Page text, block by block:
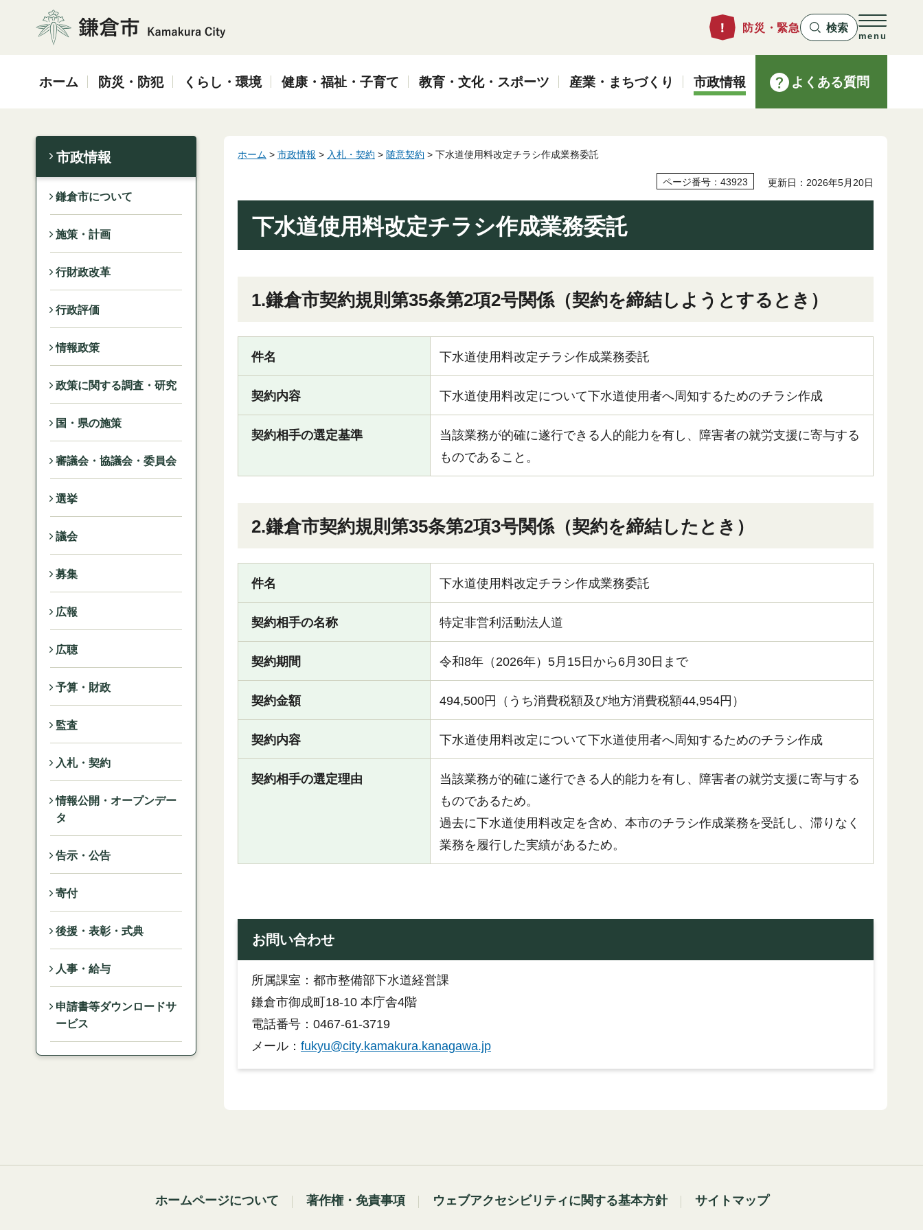
鎌倉市
防災・緊急 検索
menu
ホーム 防災・防犯 くらし・環境 健康・福祉・子育て 教育・文化・スポーツ 産業・まちづくり 市政情報 よくある質問
市政情報
鎌倉市について
施策・計画
行財政改革
行政評価
情報政策
政策に関する調査・研究
国・県の施策
審議会・協議会・委員会
選挙
議会
募集
広報
広聴
予算・財政
監査
入札・契約
情報公開・オープンデー
タ
告示・公告
寄付
後援・表彰・式典
人事・給与
申請書等ダウンロードサ
ービス
ホーム > 市政情報 > 入札・契約 > 随意契約 > 下水道使用料改定チラシ作成業務委託
ページ番号：43923 更新日：2026年5月20日
下水道使用料改定チラシ作成業務委託
1.鎌倉市契約規則第35条第2項2号関係（契約を締結しようとするとき）
件名 下水道使用料改定チラシ作成業務委託
契約内容 下水道使用料改定について下水道使用者へ周知するためのチラシ作成
契約相手の選定基準
当該業務が的確に遂行できる人的能力を有し、障害者の就労支援に寄与する
ものであること。
2.鎌倉市契約規則第35条第2項3号関係（契約を締結したとき）
件名 下水道使用料改定チラシ作成業務委託
契約相手の名称 特定非営利活動法人道
契約期間 令和8年（2026年）5月15日から6月30日まで
契約金額 494,500円（うち消費税額及び地方消費税額44,954円）
契約内容 下水道使用料改定について下水道使用者へ周知するためのチラシ作成
契約相手の選定理由
当該業務が的確に遂行できる人的能力を有し、障害者の就労支援に寄与する
ものであるため。
過去に下水道使用料改定を含め、本市のチラシ作成業務を受託し、滞りなく
業務を履行した実績があるため。
お問い合わせ
所属課室：都市整備部下水道経営課
鎌倉市御成町18-10 本庁舎4階
電話番号：0467-61-3719
メール： fukyu@city.kamakura.kanagawa.jp
ホームページについて 著作権・免責事項 ウェブアクセシビリティに関する基本方針 サイトマップ